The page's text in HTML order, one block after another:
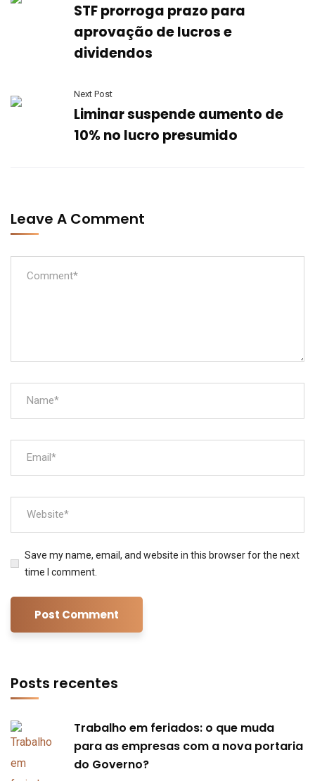
STF prorroga prazo para
aprovação de lucros e
dividendos
Next Post
Liminar suspende aumento de
10% no lucro presumido
Leave A Comment
Save my name, email, and website in this browser for the next
time I comment.
Posts recentes
Trabalho em feriados: o que muda
para as empresas com a nova portaria
do Governo?